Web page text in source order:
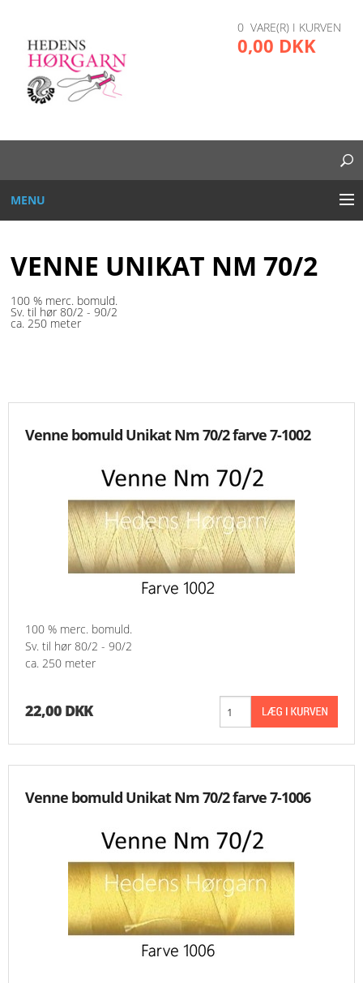
0 VARE(R) I KURVEN
0,00 DKK
MENU
DIVERSE
GARN OG TRÅD
KNIPLING
MØNSTRE OG BØGER
NYHEDER
VILKÅR
ENGELSK
VENNE UNIKAT NM 70/2
100 % merc. bomuld.
Sv. til hør 80/2 - 90/2
ca. 250 meter
Venne bomuld Unikat Nm 70/2 farve 7-1002
100 % merc. bomuld.
Sv. til hør 80/2 - 90/2
ca. 250 meter
22,00 DKK
Venne bomuld Unikat Nm 70/2 farve 7-1006